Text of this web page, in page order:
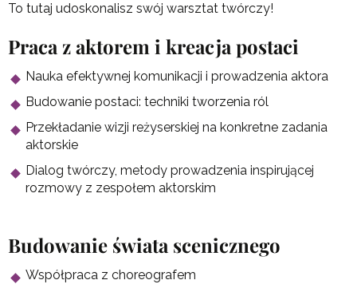
To tutaj udoskonalisz swój warsztat twórczy!
Praca z aktorem i kreacja postaci
Nauka efektywnej komunikacji i prowadzenia aktora
Budowanie postaci: techniki tworzenia ról
Przekładanie wizji reżyserskiej na konkretne zadania
aktorskie
Dialog twórczy, metody prowadzenia inspirującej
rozmowy z zespołem aktorskim
Budowanie świata scenicznego
Współpraca z choreografem